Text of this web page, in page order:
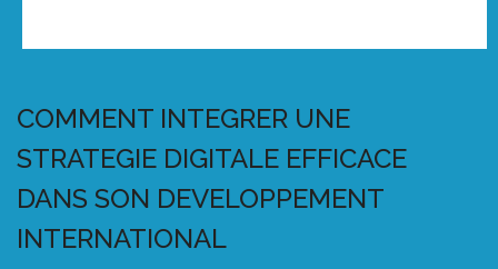
COMMENT INTEGRER UNE
STRATEGIE DIGITALE EFFICACE
DANS SON DEVELOPPEMENT
INTERNATIONAL